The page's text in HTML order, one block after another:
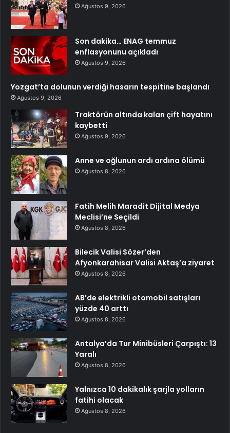
Ağustos 9, 2026
Son dakika… ENAG temmuz
enflasyonunu açıkladı
Ağustos 9, 2026
Yozgat’ta dolunun verdiği hasarın tespitine başlandı
Ağustos 9, 2026
Traktörün altında kalan çift hayatını
kaybetti
Ağustos 9, 2026
Anne ve oğlunun ardı ardına ölümü
Ağustos 8, 2026
Fatih Melih Maradit Dijital Medya
Meclisi’ne Seçildi
Ağustos 8, 2026
Bilecik Valisi Sözer’den
Afyonkarahisar Valisi Aktaş’a ziyaret
Ağustos 8, 2026
AB’de elektrikli otomobil satışları
yüzde 40 arttı
Ağustos 8, 2026
Antalya’da Tur Minibüsleri Çarpıştı: 13
Yaralı
Ağustos 8, 2026
Yalnızca 10 dakikalık şarjla yolların
fatihi olacak
Ağustos 8, 2026